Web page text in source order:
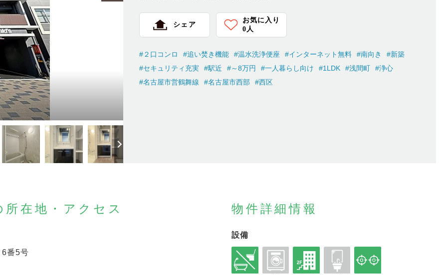
シェア
お気に入り
0 人
#２口コンロ #追い焚き機能 #温水洗浄便座 #インターネット無料 #南向き
#新築
#セキュリティ充実
#駅近 #～8万円 #一人暮らし向け #1LDK #浅間町
#浄心
#名古屋市営鶴舞線
#名古屋市西部 #西区
在地・アクセス
6番5号
物件詳細情報
設備